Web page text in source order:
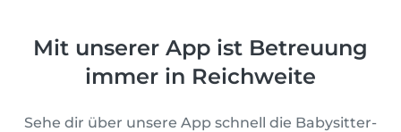
Mit unserer App ist Betreuung
immer in Reichweite
Sehe dir über unsere App schnell die Babysitter-